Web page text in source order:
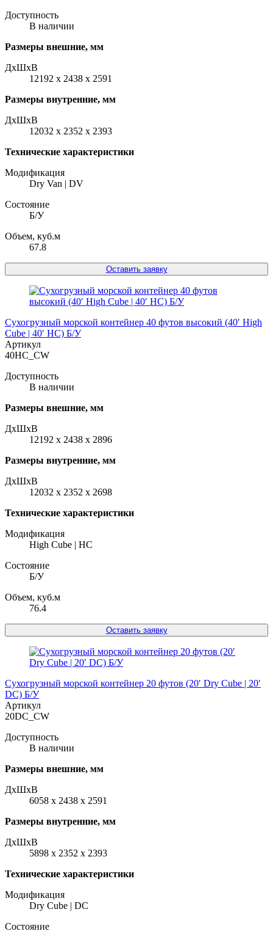
Доступность
В наличии
Размеры внешние, мм
ДxШxВ
12192 x 2438 x 2591
Размеры внутренние, мм
ДxШxВ
12032 x 2352 x 2393
Технические характеристики
Модификация
Dry Van | DV
Состояние
Б/У
Объем, куб.м
67.8
Оставить заявку
Сухогрузный морской контейнер 40 футов высокий (40′ High
Cube | 40′ HC) Б/У
Артикул
40HC_CW
Доступность
В наличии
Размеры внешние, мм
ДxШxВ
12192 x 2438 x 2896
Размеры внутренние, мм
ДxШxВ
12032 x 2352 x 2698
Технические характеристики
Модификация
High Cube | HC
Состояние
Б/У
Объем, куб.м
76.4
Оставить заявку
Сухогрузный морской контейнер 20 футов (20′ Dry Cube | 20′
DC) Б/У
Артикул
20DC_CW
Доступность
В наличии
Размеры внешние, мм
ДxШxВ
6058 x 2438 x 2591
Размеры внутренние, мм
ДxШxВ
5898 x 2352 x 2393
Технические характеристики
Модификация
Dry Cube | DC
Состояние